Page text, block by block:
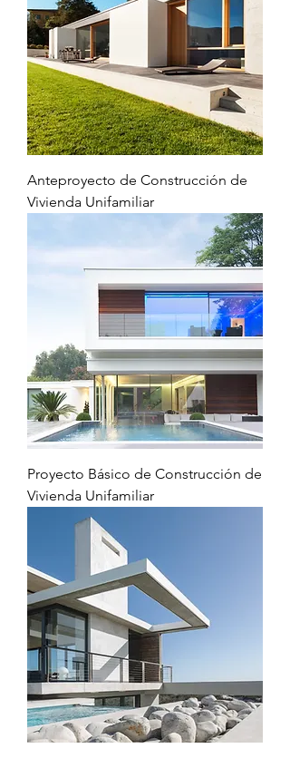
Anteproyecto de Construcción de
Vivienda Unifamiliar
Proyecto Básico de Construcción de
Vivienda Unifamiliar